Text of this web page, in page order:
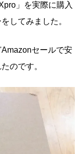
」を実際に購入
してみました。
セールで安
のです。